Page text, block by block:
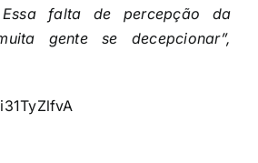
Essa falta de percepção da
gente se decepcionar”,